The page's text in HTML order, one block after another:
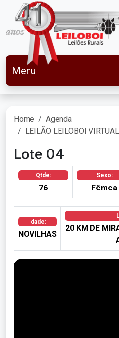
Menu
Home
Agenda
LEILÃO LEILOBOI
Lote 04
Qtde:
76
Sexo:
Fêmea
Idade:
NOVILHAS
20 KM DE